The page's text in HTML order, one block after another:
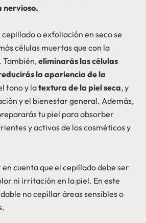
nervioso.
cepillado o exfoliación en seco se
células muertas que con la
También,eliminarás las células
la apariencia de la
tono y latextura de la piel seca, y
y el bienestar general. Además,
tu piel para absorber
y activos de los cosméticos y
cuenta que el cepillado debe ser
ni irritación en la piel. En este
no cepillar áreas sensibles o